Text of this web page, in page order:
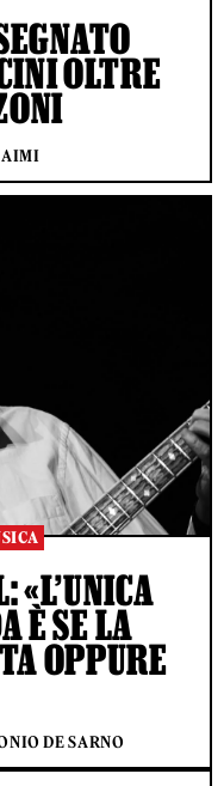
OLTRE
AIMI
«L’UNICA
È SE LA
OPPURE
DE SARNO